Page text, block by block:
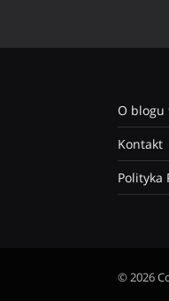
O blogu
Kontakt
Polityka
© 2026